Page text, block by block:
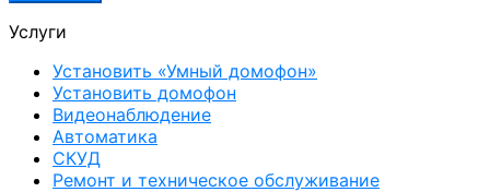
Услуги
Установить «Умный домофон»
Установить домофон
Видеонаблюдение
Автоматика
СКУД
Ремонт и техническое обслуживание